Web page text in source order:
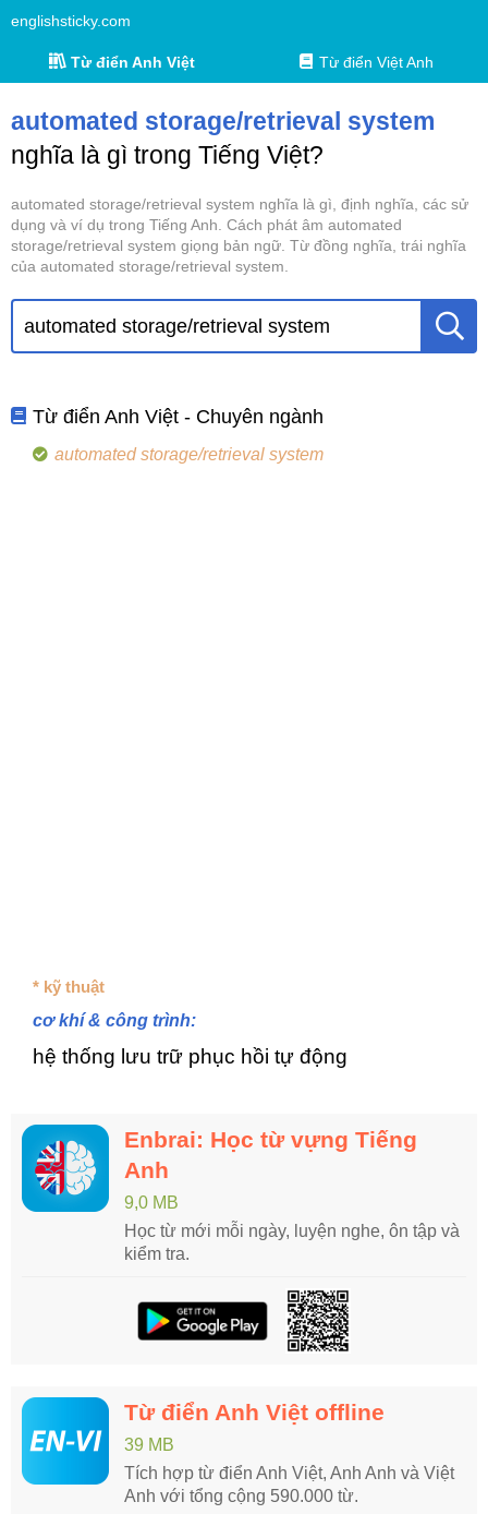
englishsticky.com
Từ điển Anh Việt Từ điển Việt Anh
automated storage/retrieval system
nghĩa là gì trong Tiếng Việt?
automated storage/retrieval system nghĩa là gì, định nghĩa, các sử
dụng và ví dụ trong Tiếng Anh. Cách phát âm automated
storage/retrieval system giọng bản ngữ. Từ đồng nghĩa, trái nghĩa
của automated storage/retrieval system.
Từ điển Anh Việt - Chuyên ngành
automated storage/retrieval system
* kỹ thuật
cơ khí & công trình:
hệ thống lưu trữ phục hồi tự động
Enbrai: Học từ vựng Tiếng
Anh
9,0 MB
Học từ mới mỗi ngày, luyện nghe, ôn tập và
kiểm tra.
Từ điển Anh Việt offline
39 MB
Tích hợp từ điển Anh Việt, Anh Anh và Việt
Anh với tổng cộng 590.000 từ.